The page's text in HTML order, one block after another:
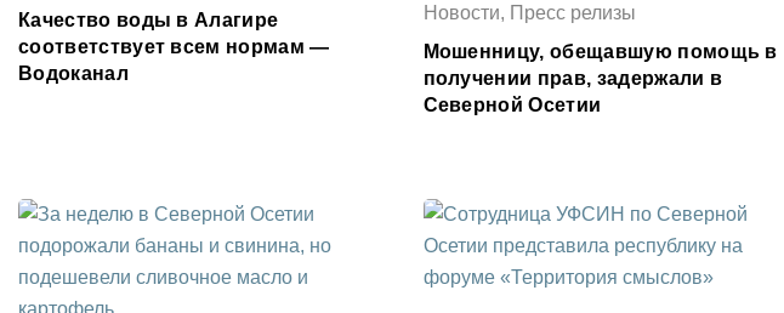
Качество воды в Алагире
соответствует всем нормам —
Водоканал
Новости, Пресс релизы
Мошенницу, обещавшую помощь в
получении прав, задержали в
Северной Осетии